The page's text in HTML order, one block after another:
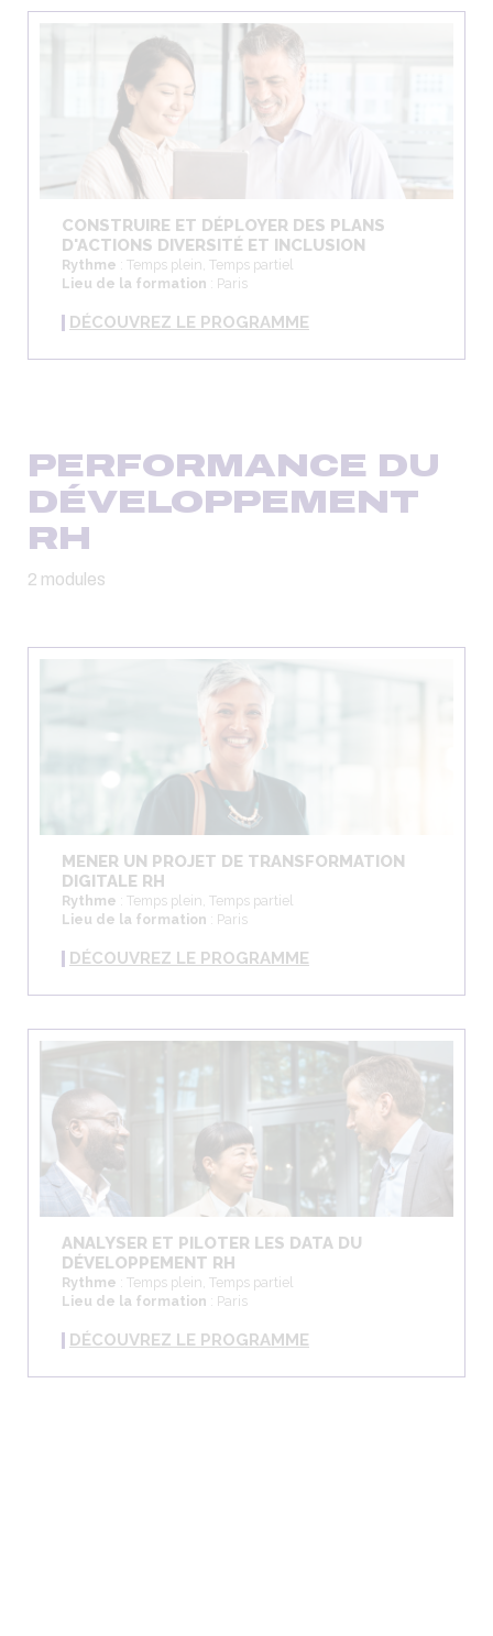
CONSTRUIRE ET DÉPLOYER DES PLANS
D'ACTIONS DIVERSITÉ ET INCLUSION
Rythme : Temps plein, Temps partiel
Lieu de la formation : Paris
DÉCOUVREZ LE PROGRAMME
PERFORMANCE DU
DÉVELOPPEMENT
RH
2 modules
MENER UN PROJET DE TRANSFORMATION
DIGITALE RH
Rythme : Temps plein, Temps partiel
Lieu de la formation : Paris
DÉCOUVREZ LE PROGRAMME
ANALYSER ET PILOTER LES DATA DU
DÉVELOPPEMENT RH
Rythme : Temps plein, Temps partiel
Lieu de la formation : Paris
DÉCOUVREZ LE PROGRAMME